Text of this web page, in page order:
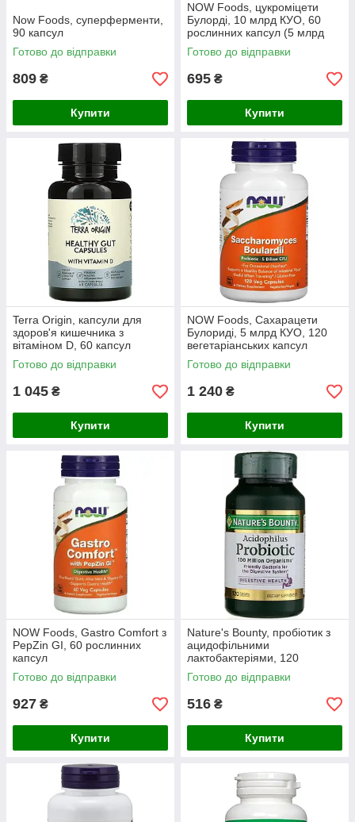
Now Foods, суперферменти,
90 капсул
Готово до відправки
809 ₴
Купити
NOW Foods, цукроміцети
Булорді, 10 млрд КУО, 60
рослинних капсул (5 млрд
КУО в 1 капсулі)
Готово до відправки
695 ₴
Купити
Terra Origin, капсули для
здоров'я кишечника з
вітаміном D, 60 капсул
Готово до відправки
1 045 ₴
Купити
NOW Foods, Сахарацети
Булориді, 5 млрд КУО, 120
вегетаріанських капсул
Готово до відправки
1 240 ₴
Купити
NOW Foods, Gastro Comfort з
PepZin GI, 60 рослинних
капсул
Готово до відправки
927 ₴
Купити
Nature's Bounty, пробіотик з
ацидофільними
лактобактеріями, 120
таблеток
Готово до відправки
516 ₴
Купити